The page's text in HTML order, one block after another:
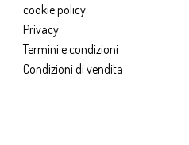
cookie policy
Privacy
Termini e condizioni
Condizioni di vendita